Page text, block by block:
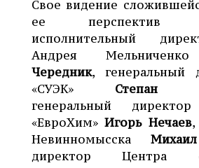
Свое видение
ее перспектив
исполнительный
Андрея
Чередник, генеральный
«СУЭК» Степан
генеральный
«ЕвроХим»Игорь Нечаев,
Невинномысска
директор Центра